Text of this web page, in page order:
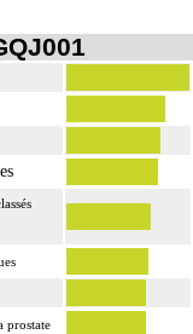
prostate